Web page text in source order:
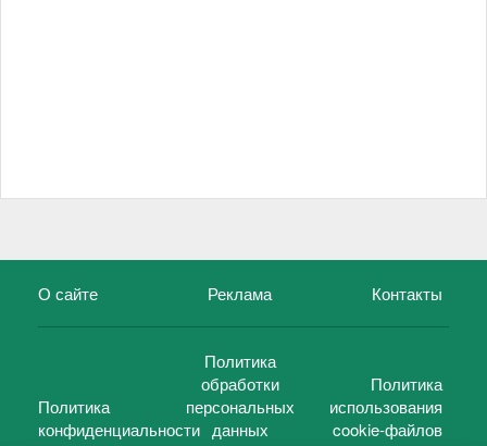
О сайте Реклама Контакты
Политика
конфиденциальности
Политика
обработки
персональных
данных
Политика
использования
cookie-файлов